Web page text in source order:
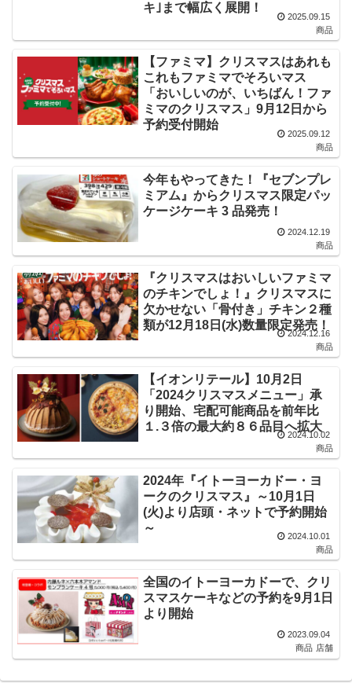
キ｣まで幅広く展開！
2025.09.15
商品
【ファミマ】クリスマスはあれも
これもファミマでそろいマス
「おいしいのが、いちばん！ファ
ミマのクリスマス」9月12日から
予約受付開始
2025.09.12
商品
今年もやってきた！『セブンプレ
ミアム』からクリスマス限定パッ
ケージケーキ 3 品発売！
2024.12.19
商品
『クリスマスはおいしいファミマ
のチキンでしょ！』クリスマスに
欠かせない「骨付き」チキン２種
類が12月18日(水)数量限定発売！
2024.12.16
商品
【イオンリテール】10月2日
「2024クリスマスメニュー」承
り開始、宅配可能商品を前年比
１.３倍の最大約８６品目へ拡大
2024.10.02
商品
2024年『イトーヨーカドー・ヨ
ークのクリスマス』～10月1日
(火)より店頭・ネットで予約開始
～
2024.10.01
商品
全国のイトーヨーカドーで、クリ
スマスケーキなどの予約を9月1日
より開始
2023.09.04
商品 店舗